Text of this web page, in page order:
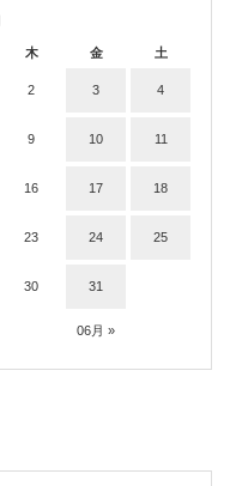
木 金 土
06月 »
2 3 4
9 10 11
16 17 18
23 24 25
30 31